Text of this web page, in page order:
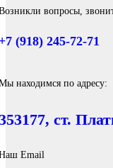
вопросы,
(918) 245-72-71
находимся по адресу:
ст.
Email